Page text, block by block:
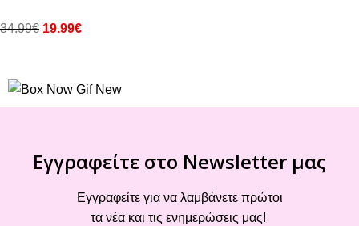
34.99€ 19.99€
Εγγραφείτε στο Newsletter μας
Εγγραφείτε για να λαμβάνετε πρώτοι
τα νέα και τις ενημερώσεις μας!